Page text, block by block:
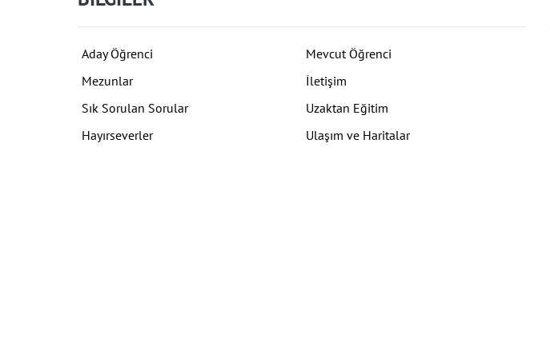
Aday Öğrenci
Mevcut Öğrenci
Mezunlar
İletişim
Sık Sorulan Sorular
Uzaktan Eğitim
Hayırseverler
Ulaşım ve Haritalar